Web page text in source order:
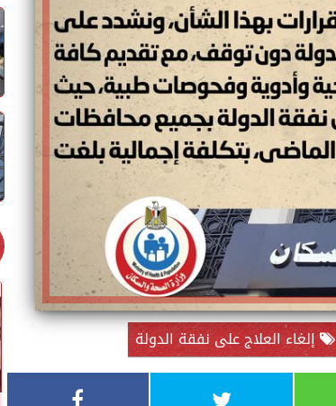
إلغاء العلاج على نفقة الدولة